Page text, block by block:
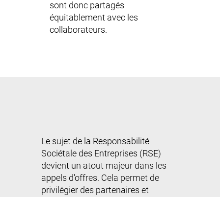
sont donc partagés
équitablement avec les
collaborateurs.
Le sujet de la Responsabilité
Sociétale des Entreprises (RSE)
devient un atout majeur dans les
appels d'offres. Cela permet de
privilégier des partenaires et